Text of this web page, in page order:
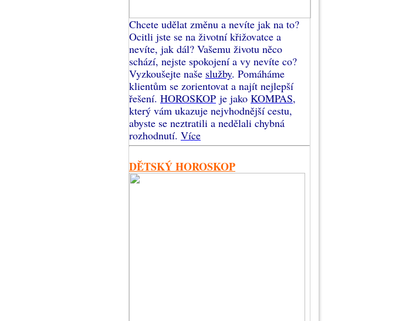
Chcete udělat změnu a nevíte jak na to?
Ocitli jste se na životní křižovatce a
nevíte, jak dál? Vašemu životu něco
schází, nejste spokojení a vy nevíte co?
Vyzkoušejte naše služby. Pomáháme
klientům se zorientovat a najít nejlepší
řešení. HOROSKOP je jako KOMPAS,
který vám ukazuje nejvhodnější cestu,
abyste se neztratili a nedělali chybná
rozhodnutí. Více
DĚTSKÝ HOROSKOP